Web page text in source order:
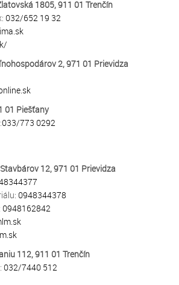
1805, 911 01 Trenčín
032/652 19 32
2, 971 01 Prievidza
01 Piešťany
033/773 0292
12, 971 01 Prievidza
0948344378
0948162842
112, 911 01 Trenčín
032/7440 512